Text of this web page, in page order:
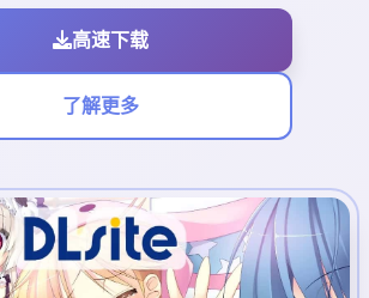
高速下载
了解更多